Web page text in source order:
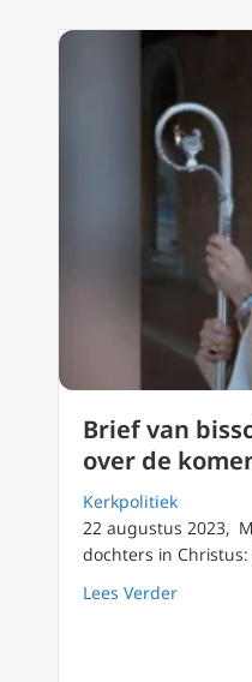
Brief van
over de
Kerkpolitiek
22 augustus 2023,
dochters in
Lees Verderabout